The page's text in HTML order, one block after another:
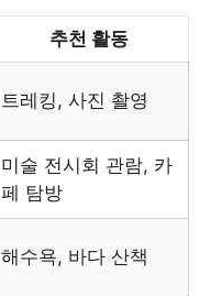
추천 활동
트레킹, 사진 촬영
미술 전시회 관람, 카
페 탐방
해수욕, 바다 산책